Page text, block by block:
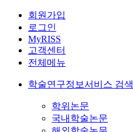
회원가입
로그인
MyRISS
고객센터
전체메뉴
학술연구정보서비스 검색
학위논문
국내학술논문